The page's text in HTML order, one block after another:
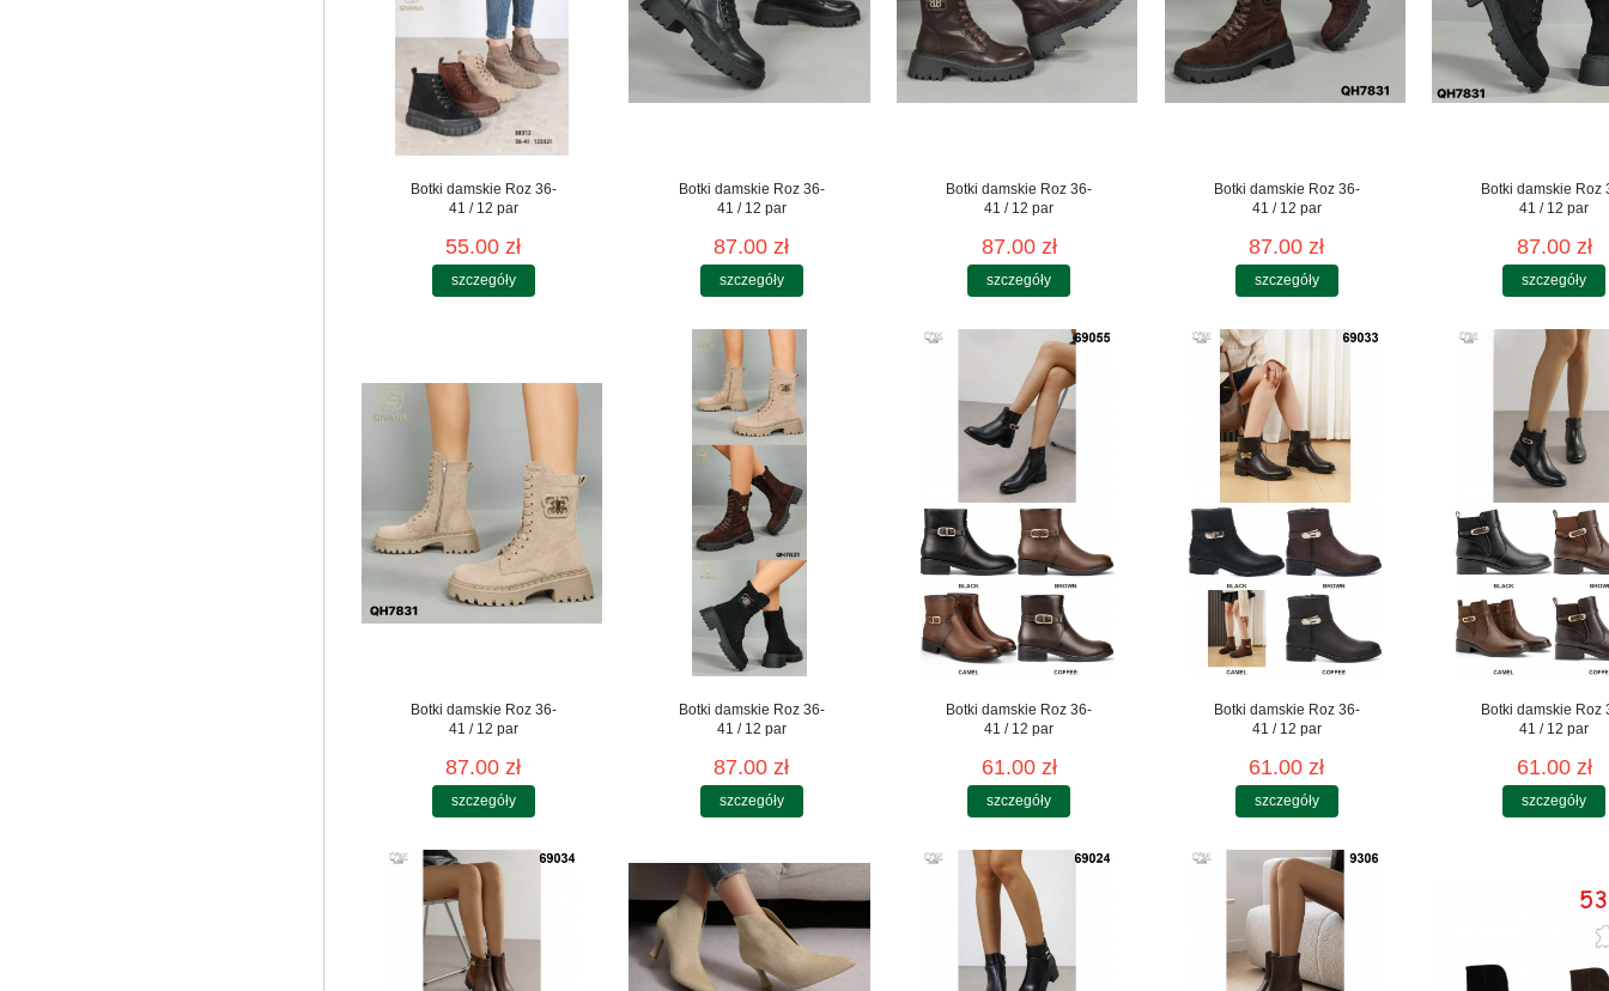
Botki damskie Roz 36-
41 / 12 par
55.00 zł
szczegóły
Botki damskie Roz 36-
41 / 12 par
87.00 zł
szczegóły
Botki damskie Roz 36-
41 / 12 par
87.00 zł
szczegóły
Botki damskie Roz 36-
41 / 12 par
87.00 zł
szczegóły
Botki damskie Roz
41 / 12 par
87.00 zł
szczegóły
Botki damskie Roz 36-
41 / 12 par
87.00 zł
szczegóły
Botki damskie Roz 36-
41 / 12 par
87.00 zł
szczegóły
Botki damskie Roz 36-
41 / 12 par
61.00 zł
szczegóły
Botki damskie Roz 36-
41 / 12 par
61.00 zł
szczegóły
Botki damskie Roz
41 / 12 par
61.00 zł
szczegóły